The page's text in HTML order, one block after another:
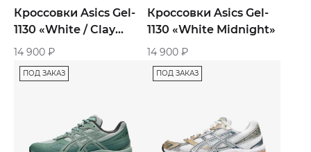
Кроссовки Asics Gel-
1130 «White / Clay
Canyon»
14 900 ₽
Кроссовки Asics Gel-
1130 «White Midnight»
14 900 ₽
ПОД ЗАКАЗ ПОД ЗАКАЗ